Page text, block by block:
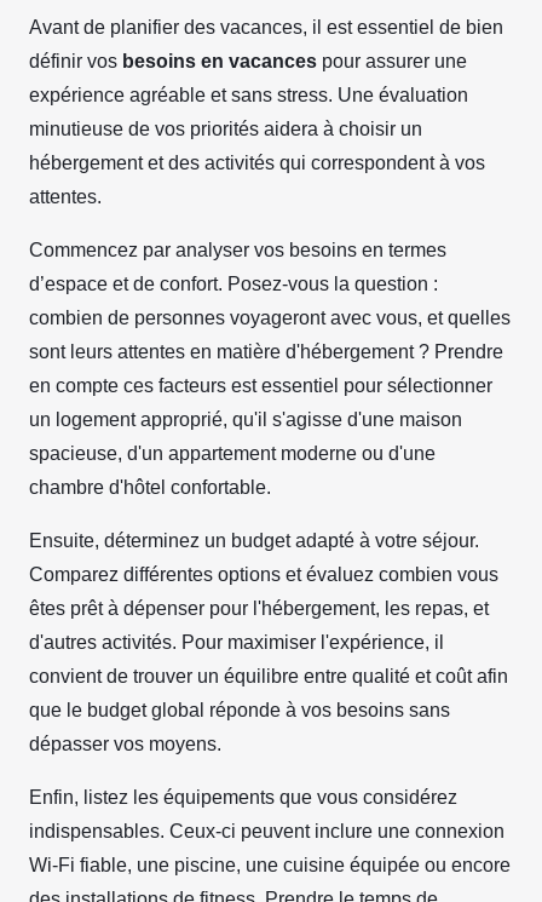
Avant de planifier des vacances, il est essentiel de bien
définir vos besoins en vacances pour assurer une
expérience agréable et sans stress. Une évaluation
minutieuse de vos priorités aidera à choisir un
hébergement et des activités qui correspondent à vos
attentes.
Commencez par analyser vos besoins en termes
d’espace et de confort. Posez-vous la question :
combien de personnes voyageront avec vous, et quelles
sont leurs attentes en matière d'hébergement ? Prendre
en compte ces facteurs est essentiel pour sélectionner
un logement approprié, qu'il s'agisse d'une maison
spacieuse, d'un appartement moderne ou d'une
chambre d'hôtel confortable.
Ensuite, déterminez un budget adapté à votre séjour.
Comparez différentes options et évaluez combien vous
êtes prêt à dépenser pour l'hébergement, les repas, et
d'autres activités. Pour maximiser l'expérience, il
convient de trouver un équilibre entre qualité et coût afin
que le budget global réponde à vos besoins sans
dépasser vos moyens.
Enfin, listez les équipements que vous considérez
indispensables. Ceux-ci peuvent inclure une connexion
Wi-Fi fiable, une piscine, une cuisine équipée ou encore